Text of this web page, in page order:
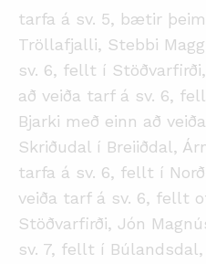
tarfa á sv. 5, bætir
Tröllafjalli, Stebbi
sv. 6, fellt í
að veiða tarf á sv. 6,
Bjarki með einn að
Skriðudal í Breiiðdal,
tarfa á sv. 6, fellt í
veiða tarf á sv. 6, fellt
Stöðvarfirði, Jón
sv. 7, fellt í